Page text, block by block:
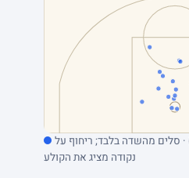
(10) · סלים מהשדה בלבד; ריחוף על
נקודה מציג את הקולע